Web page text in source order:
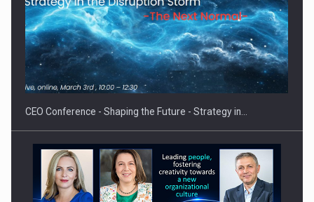
Fondul de investitii BoldMind si echipa de management a…
CEO Conference - Shaping the Future - Strategy in…